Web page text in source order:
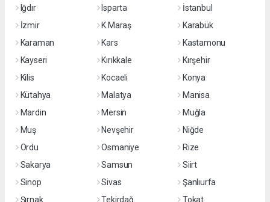
Iğdır
Isparta
İstanbul
İzmir
K.Maraş
Karabük
Karaman
Kars
Kastamonu
Kayseri
Kırıkkale
Kırşehir
Kilis
Kocaeli
Konya
Kütahya
Malatya
Manisa
Mardin
Mersin
Muğla
Muş
Nevşehir
Niğde
Ordu
Osmaniye
Rize
Sakarya
Samsun
Siirt
Sinop
Sivas
Şanlıurfa
Şırnak
Tekirdağ
Tokat